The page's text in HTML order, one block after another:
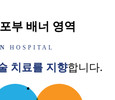
부 배너 영역
HOSPITAL
치료를 지향합니다.